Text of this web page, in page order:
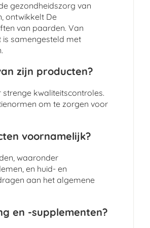
gezondheidszorg van
ontwikkelt De
van paarden. Van
is samengesteld met
zijn producten?
kwaliteitscontroles.
om te zorgen voor
voornamelijk?
waaronder
en huid- en
aan het algemene
en -supplementen?